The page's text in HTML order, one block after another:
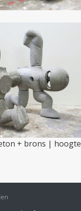
+ brons | hoogte